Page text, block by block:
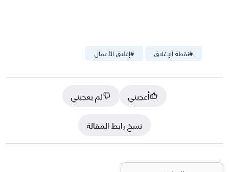
#إغلاق الأعمال #نقطة الإغلاق
أعجبني
لم يعجبني
نسخ رابط المقالة